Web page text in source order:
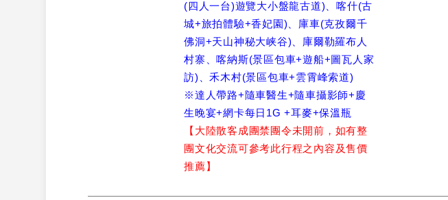
(四人一台)遊覽大小盤龍古道)、喀什(古
城+旅拍體驗+香妃園)、庫車(克孜爾千
佛洞+天山神秘大峡谷)、庫爾勒羅布人
村寨、喀納斯(景區包車+遊船+圖瓦人家
訪)、禾木村(景區包車+雲霄峰索道)
※達人帶路+隨車醫生+隨車攝影師+慶
生晚宴+網卡每日1G +耳麥+保溫瓶
【大陸散客成團禁團令未開前，如有整
團文化交流可參考此行程之內容及售價
推薦】